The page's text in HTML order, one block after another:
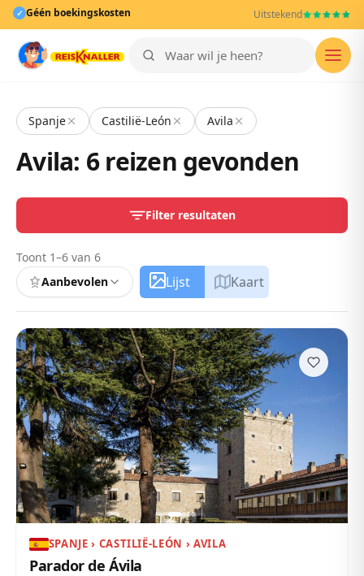
✓ Géén boekingskosten Uitstekend
Spanje Castilië-León Avila
Avila: 6 reizen gevonden
Filter resultaten
Toont 1–6 van 6
Aanbevolen
Lijst Kaart
SPANJE › CASTILIË-LEÓN › AVILA
Parador de Ávila